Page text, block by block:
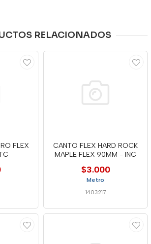
RELACIONADOS
FLEX
CANTO FLEX HARD ROCK
MAPLE FLEX 90MM - INC
$3.000
Metro
1403217